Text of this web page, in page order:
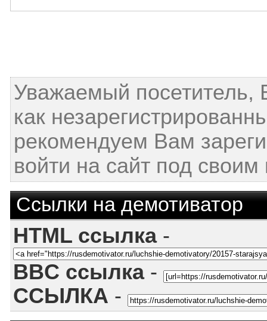
Уважаемый посетитель,
как
рекомендуем Вам
войти на сайт под
Ссылки на демотиватор
HTML ссылка-
BBC ссылка-
ССЫЛКА -